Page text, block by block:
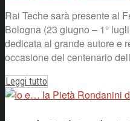
Rai Teche sarà presente al
Bologna (23 giugno – 1°
dedicata al grande autore e
occasione del centenario
Leggi tutto